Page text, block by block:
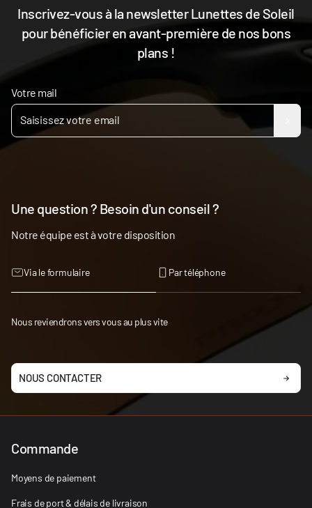
Inscrivez-vous à la newsletter Lunettes de Soleil
pour bénéficier en avant-première de nos bons
plans !
Votre mail
Une question ? Besoin d'un conseil ?
Notre équipe est à votre disposition
Via le formulaire Par téléphone
Nous reviendrons vers vous au plus vite
NOUS CONTACTER
Commande
Moyens de paiement
Frais de port & délais de livraison